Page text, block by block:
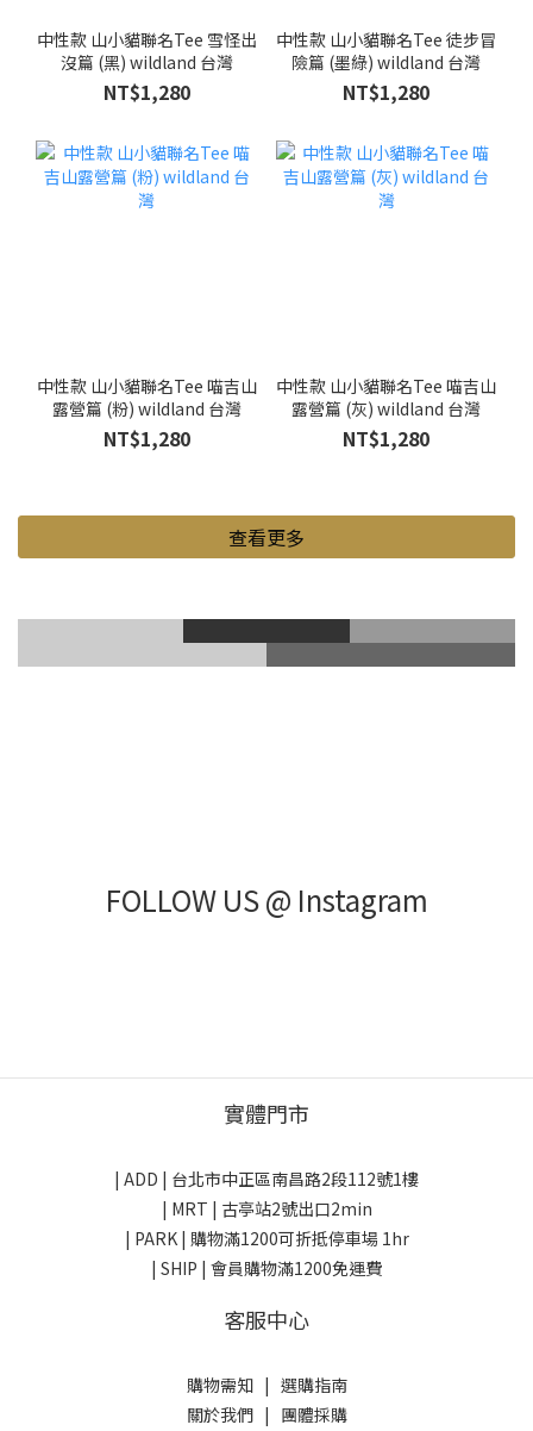
中性款 山小貓聯名Tee 雪怪出
沒篇 (黑) wildland 台灣
NT$1,280
中性款 山小貓聯名Tee 徒步冒
險篇 (墨綠) wildland 台灣
NT$1,280
中性款 山小貓聯名Tee 喵吉山
露營篇 (粉) wildland 台灣
NT$1,280
中性款 山小貓聯名Tee 喵吉山
露營篇 (灰) wildland 台灣
NT$1,280
查看更多
登山鞋 Gore-Tex
登山杖 滑雪護具
FOLLOW US @ Instagram
實體門市
| ADD | 台北市中正區南昌路2段112號1樓
| MRT | 古亭站2號出口2min
| PARK | 購物滿1200可折抵停車場 1hr
| SHIP | 會員購物滿1200免運費
客服中心
購物需知| 選購指南
關於我們| 團體採購